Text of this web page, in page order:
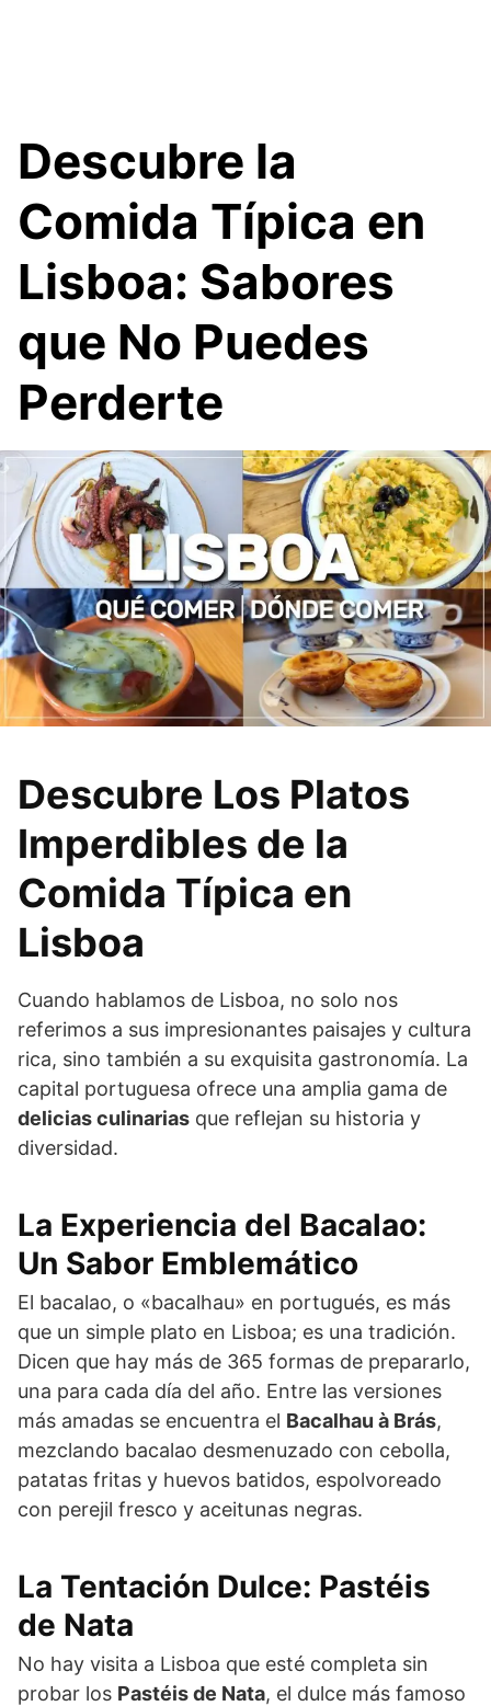
Descubre la
Comida Típica en
Lisboa: Sabores
que No Puedes
Perderte
Descubre Los Platos
Imperdibles de la
Comida Típica en
Lisboa
Cuando hablamos de Lisboa, no solo nos
referimos a sus impresionantes paisajes y cultura
rica, sino también a su exquisita gastronomía. La
capital portuguesa ofrece una amplia gama de
delicias culinarias que reflejan su historia y
diversidad.
La Experiencia del Bacalao:
Un Sabor Emblemático
El bacalao, o «bacalhau» en portugués, es más
que un simple plato en Lisboa; es una tradición.
Dicen que hay más de 365 formas de prepararlo,
una para cada día del año. Entre las versiones
más amadas se encuentra el Bacalhau à Brás,
mezclando bacalao desmenuzado con cebolla,
patatas fritas y huevos batidos, espolvoreado
con perejil fresco y aceitunas negras.
La Tentación Dulce: Pastéis
de Nata
No hay visita a Lisboa que esté completa sin
probar los Pastéis de Nata, el dulce más famoso